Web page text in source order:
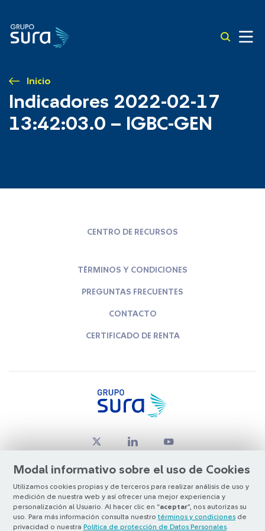
Inicio
Indicadores 2022-02-17
13:42:03.0 – IGBC-GEN
Modal informativo sobre el uso de Cookies
Utilizamos cookies propias y de terceros para realizar análisis de uso y
medición de nuestra web y así ofrecer una mejor experiencia y
personalización al Usuario. Al hacer clic en “aceptar”, nos autorizas su
uso. Para más información consulta nuestro términos y condiciones de
privacidad o nuestra Política de protección de Datos Personales
CENTRO DE RECURSOS
TÉRMINOS Y CONDICIONES
PREGUNTAS FRECUENTES
CONTACTO
CERTIFICADO DE RENTA
© Copyright Grupo SURA 2026